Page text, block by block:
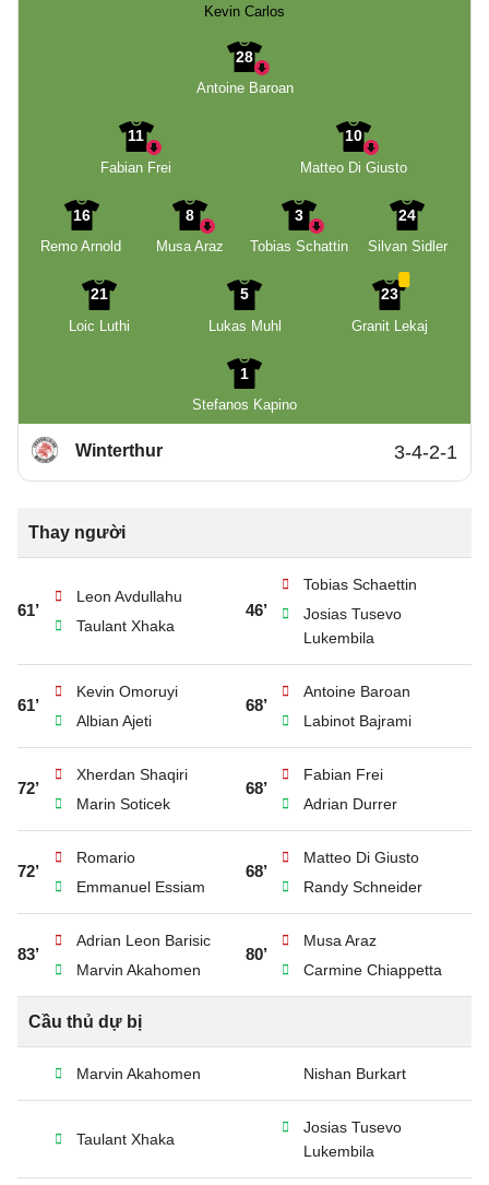
Kevin Carlos
28
Antoine Baroan
11
Fabian Frei
10
Matteo Di Giusto
16
Remo Arnold
8
Musa Araz
3
Tobias Schattin
24
Silvan Sidler
21
Loic Luthi
5
Lukas Muhl
23
Granit Lekaj
1
Stefanos Kapino
Winterthur 3-4-2-1
Thay người
61’
Leon Avdullahu
Taulant Xhaka
46’
Tobias Schaettin
Josias Tusevo
Lukembila
61’
Kevin Omoruyi
Albian Ajeti
68’
Antoine Baroan
Labinot Bajrami
72’
Xherdan Shaqiri
Marin Soticek
68’
Fabian Frei
Adrian Durrer
72’
Romario
Emmanuel Essiam
68’
Matteo Di Giusto
Randy Schneider
83’
Adrian Leon Barisic
Marvin Akahomen
80’
Musa Araz
Carmine Chiappetta
Cầu thủ dự bị
Marvin Akahomen Nishan Burkart
Taulant Xhaka
Josias Tusevo
Lukembila